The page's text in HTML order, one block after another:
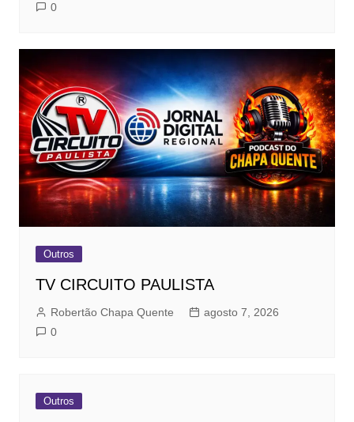
0
Outros
TV CIRCUITO PAULISTA
Robertão Chapa Quente
agosto 7, 2026
0
Outros